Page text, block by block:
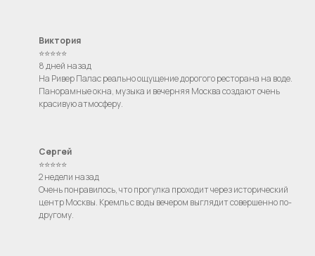
Виктория
⭐⭐⭐⭐⭐
8 дней назад
На Ривер Палас реально ощущение дорогого ресторана на воде.
Панорамные окна, музыка и вечерняя Москва создают очень
красивую атмосферу.
Сергей
⭐⭐⭐⭐⭐
2 недели назад
Очень понравилось, что прогулка проходит через исторический
центр Москвы. Кремль с воды вечером выглядит совершенно по-
другому.